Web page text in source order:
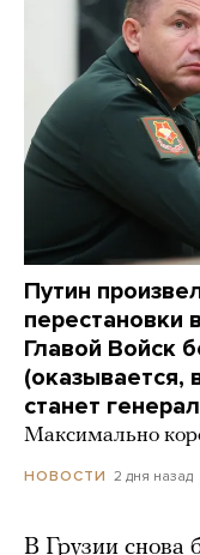
Путин
перестановки
Главой Войск
(оказывается,
станет
Максимально
НОВОСТИ 2 дня назад
В Грузии снова